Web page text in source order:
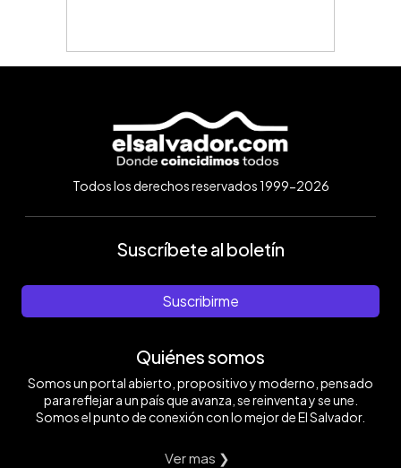
Todos los derechos reservados 1999-2026
Suscríbete al boletín
Suscribirme
Quiénes somos
Somos un portal abierto, propositivo y moderno, pensado
para reflejar a un país que avanza, se reinventa y se une.
Somos el punto de conexión con lo mejor de El Salvador.
Ver mas ❯